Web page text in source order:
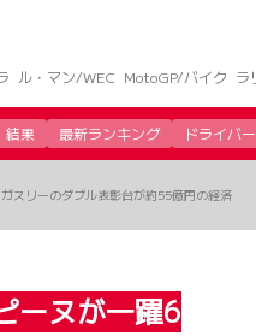
ル・マン/WEC MotoGP/バイク ラ
結果 最新ランキング ドライバー
スリーのダブル表彰台が約55億円の経済
ーヌが一躍6